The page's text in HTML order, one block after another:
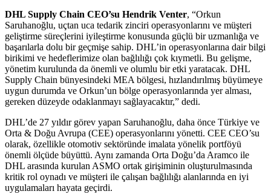
DHL Supply Chain CEO’su Hendrik Venter, “Orkun
Saruhanoğlu, uçtan uca tedarik zinciri operasyonlarını ve müşteri
geliştirme süreçlerini iyileştirme konusunda güçlü bir uzmanlığa ve
başarılarla dolu bir geçmişe sahip. DHL’in operasyonlarına dair bilgi
birikimi ve hedeflerimize olan bağlılığı çok kıymetli. Bu gelişme,
yönetim kurulunda da önemli ve olumlu bir etki yaratacak. DHL
Supply Chain bünyesindeki MEA bölgesi, hızlandırılmış büyümeye
uygun durumda ve Orkun’un bölge operasyonlarında yer alması,
gereken düzeyde odaklanmayı sağlayacaktır,” dedi.
DHL’de 27 yıldır görev yapan Saruhanoğlu, daha önce Türkiye ve
Orta & Doğu Avrupa (CEE) operasyonlarını yönetti. CEE CEO’su
olarak, özellikle otomotiv sektöründe imalata yönelik portföyü
önemli ölçüde büyüttü. Aynı zamanda Orta Doğu’da Aramco ile
DHL arasında kurulan ASMO ortak girişiminin oluşturulmasında
kritik rol oynadı ve müşteri ile çalışan bağlılığı alanlarında en iyi
uygulamaları hayata geçirdi.